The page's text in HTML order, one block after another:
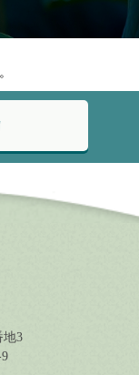
地3